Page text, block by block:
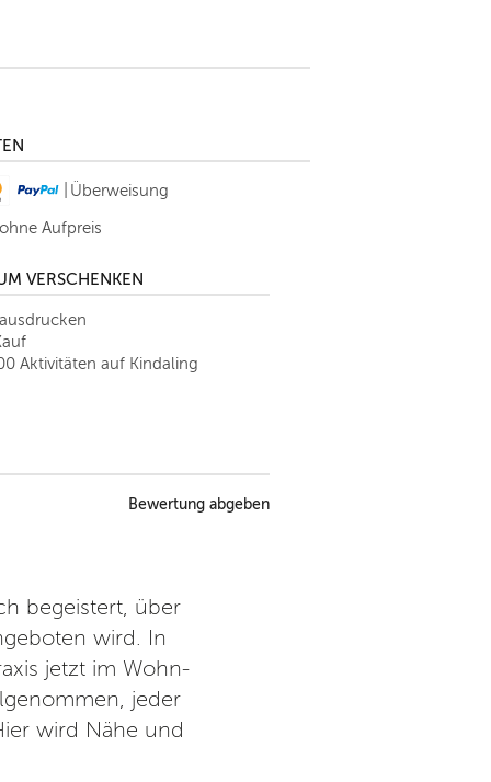
Überweisung
Aufpreis
VERSCHENKEN
Aktivitäten auf Kindaling
Bewertung abgeben
begeistert, über
wird. In
jetzt im Wohn-
jeder
wird Nähe und